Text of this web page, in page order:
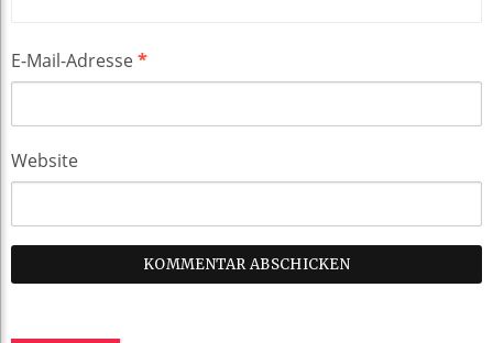
E-Mail-Adresse*
Website